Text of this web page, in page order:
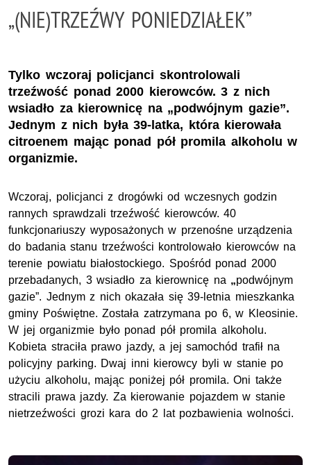
„(NIE)TRZEŹWY PONIEDZIAŁEK”
Tylko wczoraj policjanci skontrolowali
trzeźwość ponad 2000 kierowców. 3 z nich
wsiadło za kierownicę na „podwójnym gazie”.
Jednym z nich była 39-latka, która kierowała
citroenem mając ponad pół promila alkoholu w
organizmie.
Wczoraj, policjanci z drogówki od wczesnych godzin
rannych sprawdzali trzeźwość kierowców. 40
funkcjonariuszy wyposażonych w przenośneurządzenia
do badania stanu trzeźwości kontrolowało kierowców na
terenie powiatu białostockiego. Spośród ponad 2000
przebadanych, 3 wsiadło za kierownicę na „podwójnym
gazie”. Jednym z nich okazała się 39-letnia mieszkanka
gminy Poświętne. Została zatrzymana po 6, w Kleosinie.
W jej organizmie było ponad pół promila alkoholu.
Kobieta straciła prawo jazdy, a jej samochód trafił na
policyjny parking. Dwaj inni kierowcy byli w stanie po
użyciu alkoholu, mając poniżej pół promila. Oni także
stracili prawa jazdy. Za kierowanie pojazdem w stanie
nietrzeźwości grozi kara do 2 lat pozbawienia wolności.